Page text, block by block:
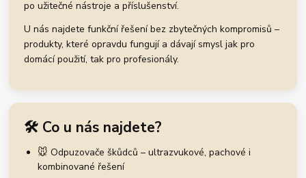
po užitečné nástroje a příslušenství.
U nás najdete funkční řešení bez zbytečných kompromisů –
produkty, které opravdu fungují a dávají smysl jak pro
domácí použití, tak pro profesionály.
🛠️ Co u nás najdete?
🐭 Odpuzovače škůdců – ultrazvukové, pachové i
kombinované řešení